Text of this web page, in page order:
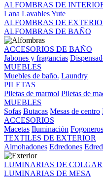
ALFOMBRAS DE
Lana LavablesYute
ALFOMBRAS DE
ALFOMBRAS DE BAÑO
ACCESORIOS DE BAÑO
Jabones y fragancias
MUEBLES
Muebles de baño. Laundry
PILETAS
Piletas de marmol Piletas de
MUEBLES
Sofas Butacas Mesas de centro
ACCESORIOS
Macetas Iluminación Fogoneros
TEXTILES DE EXTERIOR
Almohadones Edredones
LUMINARIAS DE COLGAR
LUMINARIAS DE MESA